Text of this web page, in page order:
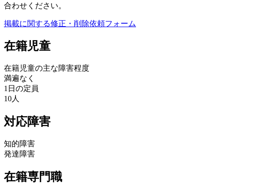
合わせください。
掲載に関する修正・削除依頼フォーム
在籍児童
在籍児童の主な障害程度
満遍なく
1日の定員
10人
対応障害
知的障害
発達障害
在籍専門職